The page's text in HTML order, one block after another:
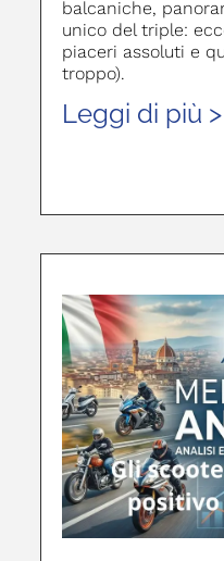
balcaniche,
unico del triple:
piaceri assoluti e
troppo).
Leggi di più >